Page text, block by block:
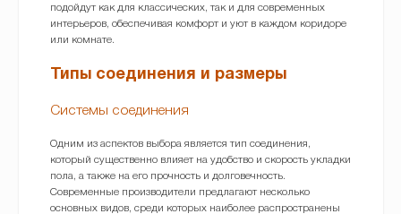
подойдут как для классических, так и для современных
интерьеров, обеспечивая комфорт и уют в каждом коридоре
или комнате.
Типы соединения и размеры
Системы соединения
Одним из аспектов выбора является тип соединения,
который существенно влияет на удобство и скорость укладки
пола, а также на его прочность и долговечность.
Современные производители предлагают несколько
основных видов, среди которых наиболее распространены